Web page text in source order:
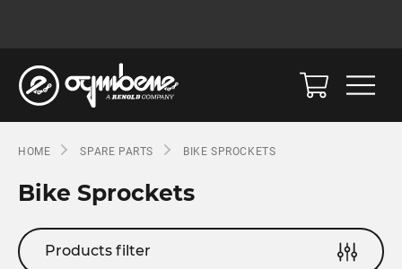
HOME SPARE PARTS BIKE SPROCKETS
Bike Sprockets
Products filter